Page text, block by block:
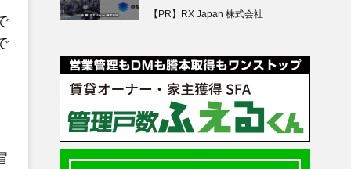
【PR】RX Japan 株式会社